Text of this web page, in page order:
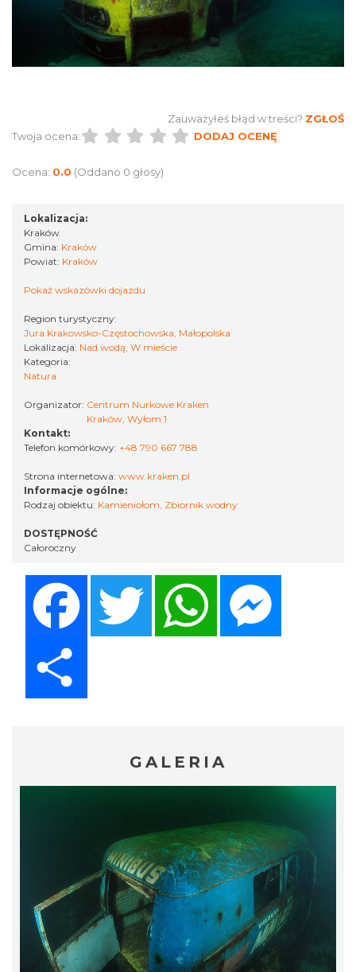
Zauważyłeś błąd w treści? ZGŁOŚ
Twoja ocena:
DODAJ OCENĘ
Ocena: 0.0 (Oddano 0 głosy)
Lokalizacja:
Kraków
Gmina: Kraków
Powiat: Kraków
Pokaż wskazówki dojazdu
Region turystyczny:
Jura Krakowsko-Częstochowska, Małopolska
Lokalizacja: Nad wodą, W mieście
Kategoria:
Natura
Organizator: Centrum Nurkowe Kraken
Kraków, Wyłom 1
Kontakt:
Telefon komórkowy: +48 790 667 788
Strona internetowa: www.kraken.pl
Informacje ogólne:
Rodzaj obiektu: Kamieniołom Zbiornik wodny
DOSTĘPNOŚĆ
Całoroczny
Twitter
GALERIA